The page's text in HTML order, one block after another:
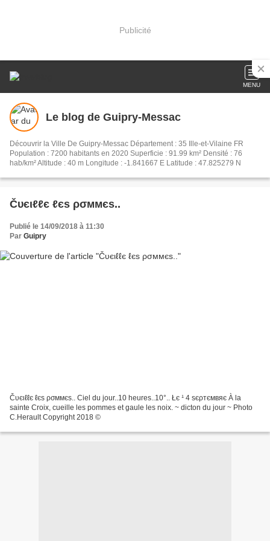
Publicité
MENU
Le blog de Guipry-Messac
Découvrir la Ville De Guipry-Messac Département : 35 Ille-et-Vilaine FR
Population : 7200 habitants en 2020 Superficie : 91.99 km² Densité : 76
hab/km² Altitude : 40 m Longitude : -1.841667 E Latitude : 47.825279 N
Čυєιℓℓє ℓєѕ ρσммєѕ..
Publié le 14/09/2018 à 11:30
Par Guipry
Čυєιℓℓє ℓєѕ ρσммєѕ.. Ciel du jour..10 heures..10°.. Łє ¹ 4 ѕєρтємвяє À la
sainte Croix, cueille les pommes et gaule les noix. ~ dicton du jour ~ Photo
C.Herault Copyright 2018 ©